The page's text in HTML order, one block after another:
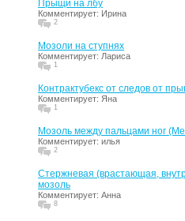
Прыщи на лбу
Комментирует: Ирина
2
Мозоли на ступнях
Комментирует: Лариса
1
Контрактубекс от следов от
Комментирует: Яна
1
Мозоль между пальцами ног
Комментирует: илья
2
Стержневая (врастающая,
мозоль
Комментирует: Анна
8